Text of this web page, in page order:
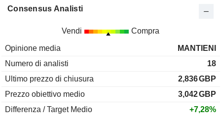
Consensus Analisti
Vendi Compra
Opinione media
MANTIENI
Numero di analisti
18
Ultimo prezzo di chiusura
2,836GBP
Prezzo obiettivo medio
3,042GBP
Differenza / Target Medio
+7,28%